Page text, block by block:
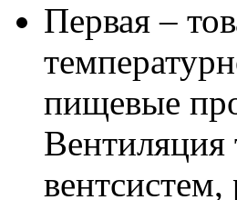
Первая –
пищевые
Вентиляция